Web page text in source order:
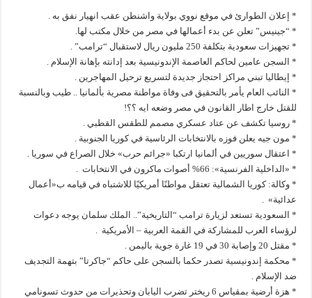
* إعلان الطوارئ في موقع نووي بولاية واشنطن عقب انهيار نفق به .
* “جينيس” تعلن عن بدء أعمالها في مصر من خلال مكتب لها.
* تجهيزات سعودية بتكلفة 250 مليون ريال لاستقبال “ترامب” .
* السجن عامين لحاكم العاصمة الإندونيسية بعد إدانته بإهانة الإسلام .
* إيطاليا تبني مراكز احتجاز جديدة لتسريع ترحيل المهاجرين .
* النائب العام يأمر بالتحقيق فى وفاة مواطنة مصرية بألمانيا .. طيب وبالنسبة
للقتل خارج اطار القانون في مصر وضعه ايه ؟؟!
* روسيا تكشف عن عتاد عسكري مصمم للطقس القطبي .
* مون جيه يعلن فوزه بالانتخابات الرئاسية في كوريا الجنوبية .
* اعتقال سوريين في ألمانيا ارتكبا «جرائم حرب» خلال الصراع في سوريا .
* «الداخلية الفرنسية»: 66% أصوات ماكرون في الانتخابات .
* وكالة: كوريا الشمالية تعتقل مواطنًا أمريكيًا للاشتباه في قيامه ب«أعمال
عدائية» .
* السعودية تستعد لزيارة ترامب “التاريخية”.. الملك سلمان يوجه دعوات
لرؤساء العرب للمشاركة في القمة العربية – الأمريكية .
* مقتل 20 وإصابة 30 في 19 غارة جوية باليمن .
* محكمة إندونيسية تصدر حكما بالسجن على حاكم “جاكرتا” بتهمة التجديف
ضد الإسلام .
* هزة أرضية بمقياس 6 ريختر تضرب اليابان وتحذيرات من حدوث تسونامي